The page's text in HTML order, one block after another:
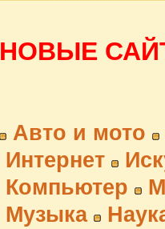
НОВЫЕ
Авто и мото
Интернет
Компьютер
Музыка